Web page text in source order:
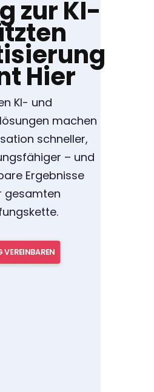
zur KI-
Hier
KI- und
machen
schneller,
– und
Ergebnisse
gesamten
VEREINBAREN